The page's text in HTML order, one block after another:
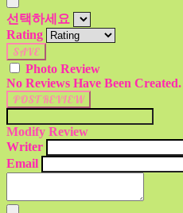
선택하세요
Rating
SAVE
Photo Review
No Reviews Have Been Created.
POST REVIEW
Modify Review
Writer
Email